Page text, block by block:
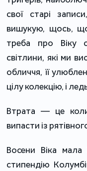
свої старі
вишукую, щось,
треба про Віку
світлини, які ми
обличчя, її
цілу колекцію, і
Втрата — це
випасти із
Восени Віка
стипендію